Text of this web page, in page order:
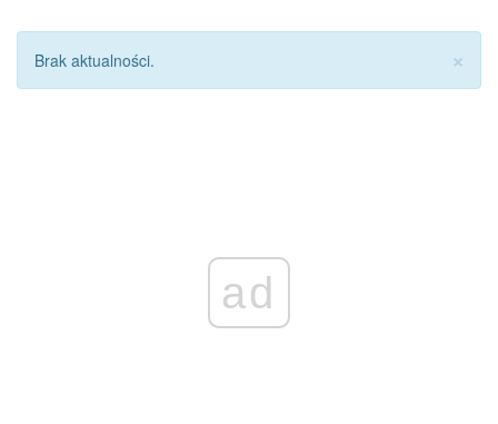
×
Brak aktualności.
ad